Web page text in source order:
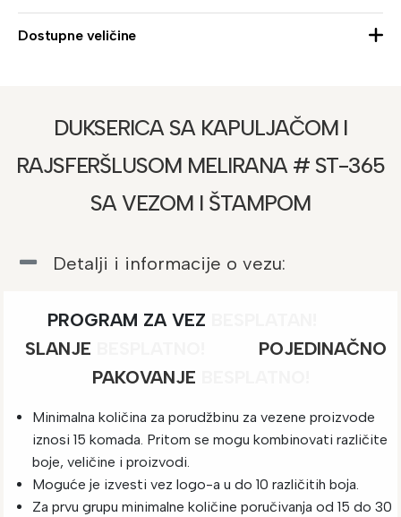
Dostupne veličine
DUKSERICA SA KAPULJAČOM I
RAJSFERŠLUSOM MELIRANA # ST-365
SA VEZOM I ŠTAMPOM
Detalji i informacije o vezu:
PROGRAM ZA VEZ
SLANJE
POJEDINAČNO
PAKOVANJE
Minimalna količina za porudžbinu za vezene proizvode
iznosi 15 komada. Pritom se mogu kombinovati različite
boje, veličine i proizvodi.
Moguće je izvesti vez logo-a u do 10 različitih boja.
Za prvu grupu minimalne količine poručivanja od 15 do 30